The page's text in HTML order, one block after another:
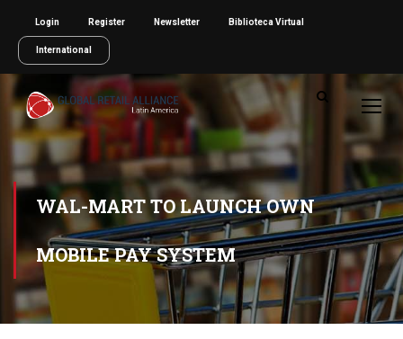
Login Register Newsletter Biblioteca Virtual
International
WAL-MART TO LAUNCH OWN
MOBILE PAY SYSTEM